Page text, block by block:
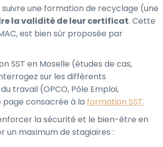
une formation de recyclage (une
la validité de leur certificat. Cette
est bien sûr proposée par
SST en Moselle (études de cas,
sur les différents
travail (OPCO, Pôle Emploi,
consacrée à la formation SST.
la sécurité et le bien-être en
maximum de stagiaires :